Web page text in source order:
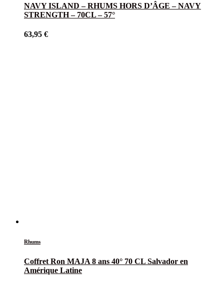
NAVY ISLAND – RHUMS HORS D’ÂGE – NAVY
STRENGTH – 70CL – 57°
63,95 €
Rhums
Coffret Ron MAJA 8 ans 40° 70 CL Salvador en
Amérique Latine